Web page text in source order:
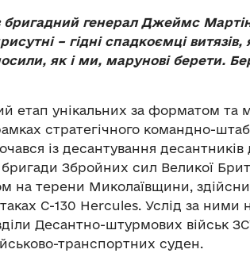
генерал Джеймс
– гідні спадкоємці витязів,
як і ми, марунові берети.
етап унікальних за форматом та
стратегічного командно-
із десантування десантників
Збройних сил Великої
на терени Миколаївщини,
C-130 Hercules. Услід за ними
Десантно-штурмових військ
транспортних суден.